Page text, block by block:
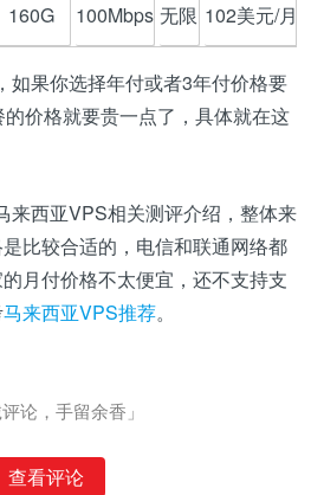
160G 100Mbps 无限 102美元/月
如果你选择年付或者3年付价格要
价格就要贵一点了，具体就在这
来西亚VPS相关测评介绍，整体来
比较合适的，电信和联通网络都
月付价格不太便宜，还不支持支
马来西亚VPS推荐。
评论，手留余香」
查看评论